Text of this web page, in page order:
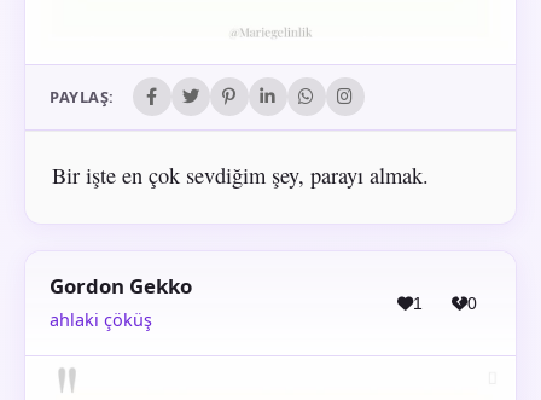
PAYLAŞ:
Bir işte en çok sevdiğim şey, parayı almak.
Gordon Gekko
ahlaki çöküş
1 0